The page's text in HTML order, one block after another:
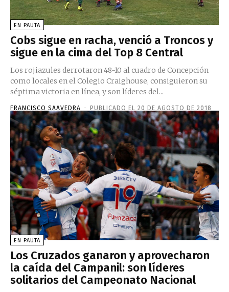
EN PAUTA
Cobs sigue en racha, venció a Troncos y
sigue en la cima del Top 8 Central
Los rojiazules derrotaron 48-10 al cuadro de Concepción
como locales en el Colegio Craighouse, consiguieron su
séptima victoria en línea, y son líderes del...
FRANCISCO SAAVEDRA - PUBLICADO EL 20 DE AGOSTO DE 2018
EN PAUTA
Los Cruzados ganaron y aprovecharon
la caída del Campanil: son líderes
solitarios del Campeonato Nacional